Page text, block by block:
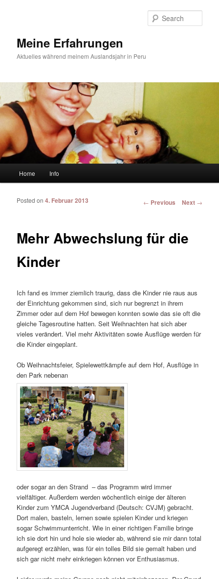
Meine Erfahrungen
Aktuelles während meinem Auslandsjahr in Peru
Skip to primary content
Skip to secondary content
Home Info
Post navigation
← Previous Next →
Mehr Abwechslung für die
Kinder
Posted on4. Februar 2013
Ich fand es immer ziemlich traurig, dass die Kinder nie raus aus
der Einrichtung gekommen sind, sich nur begrenzt in ihrem
Zimmer oder auf dem Hof bewegen konnten sowie das sie oft die
gleiche Tagesroutine hatten. Seit Weihnachten hat sich aber
vieles verändert. Viel mehr Aktivitäten sowie Ausflüge werden für
die Kinder eingeplant.
Ob Weihnachtsfeier, Spielewettkämpfe auf dem Hof, Ausflüge in
den Park nebenan
oder sogar an den Strand – das Programm wird immer
vielfältiger. Außerdem werden wöchentlich einige der älteren
Kinder zum YMCA Jugendverband (Deutsch: CVJM) gebracht.
Dort malen, basteln, lernen sowie spielen Kinder und kriegen
sogar Schwimmunterricht. Wie in einer richtigen Familie bringe
ich sie dort hin und hole sie wieder ab, während sie mir dann total
aufgeregt erzählen, was für ein tolles Bild sie gemalt haben und
sich gar nicht mehr einkriegen können vor Enthusiasmus.